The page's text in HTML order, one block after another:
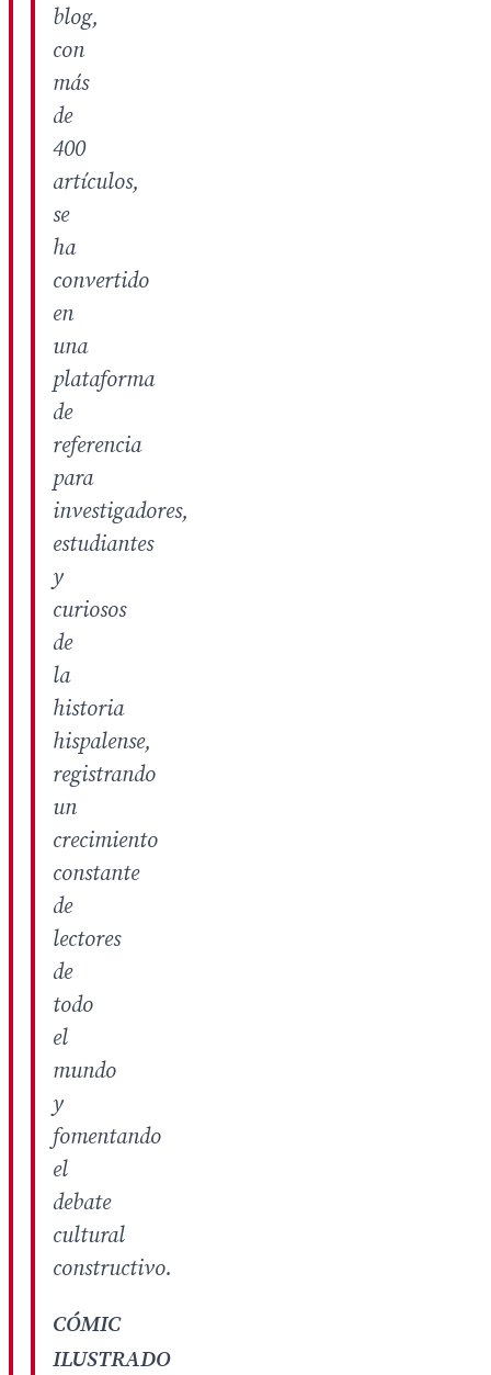
blog,
con
más
de
400
artículos,
se
ha
convertido
en
una
plataforma
de
referencia
para
investigadores,
estudiantes
y
curiosos
de
la
historia
hispalense,
registrando
un
crecimiento
constante
de
lectores
de
todo
el
mundo
y
fomentando
el
debate
cultural
constructivo.
CÓMIC
ILUSTRADO